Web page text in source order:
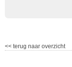
<< terug naar overzicht